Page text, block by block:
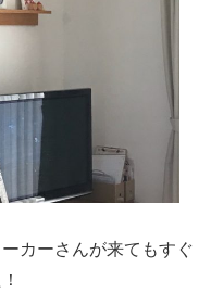
カーさんが来てもすぐ